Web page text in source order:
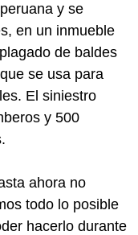
y se
en un inmueble
de baldes
se usa para
El siniestro
y 500
ahora no
todo lo posible
hacerlo durante